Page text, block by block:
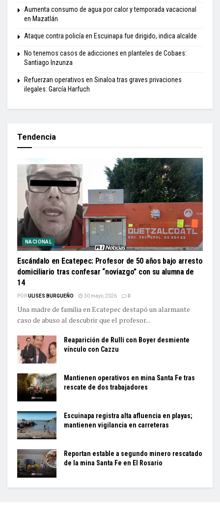
Aumenta consumo de agua por calor y temporada vacacional
en Mazatlán
Ataque contra policía en Escuinapa fue dirigido, indica alcalde
No tenemos casos de adicciones en planteles de Cobaes:
Santiago Inzunza
Refuerzan operativos en Sinaloa tras graves privaciones
ilegales: García Harfuch
Tendencia
NACIONAL
Escándalo en Ecatepec: Profesor de 50 años bajo arresto
domiciliario tras confesar “noviazgo” con su alumna de
14
PORULISES BURGUEÑO 30 mayo, 2026 0
Una madre de familia en Ecatepec destapó un alarmante
caso de abuso al descubrir que el profesor...
Reaparición de Rulli con Boyer desmiente
vínculo con Cazzu
Mantienen operativos en mina Santa Fe tras
rescate de dos trabajadores
Escuinapa registra alta afluencia en playas;
mantienen vigilancia en carreteras
Reportan estable a segundo minero rescatado
de la mina Santa Fe en El Rosario